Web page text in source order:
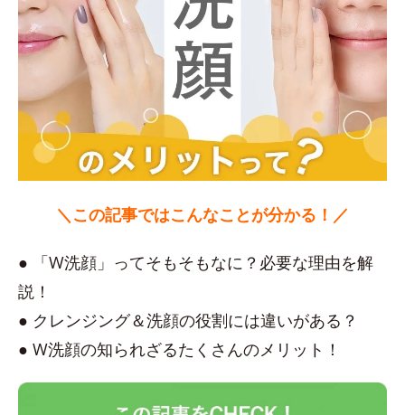
＼この記事ではこんなことが分かる！／
● 「W洗顔」ってそもそもなに？必要な理由を解
説！
● クレンジング＆洗顔の役割には違いがある？
● W洗顔の知られざるたくさんのメリット！